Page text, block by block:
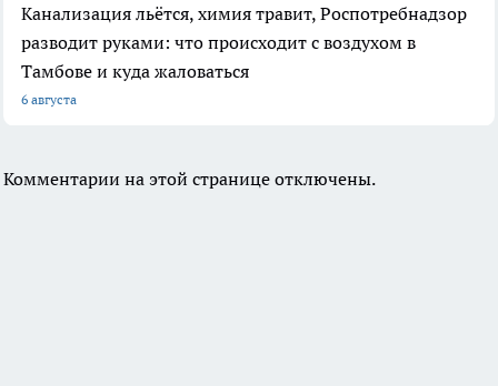
Канализация льётся, химия травит, Роспотребнадзор
разводит руками: что происходит с воздухом в
Тамбове и куда жаловаться
6 августа
Комментарии на этой странице отключены.